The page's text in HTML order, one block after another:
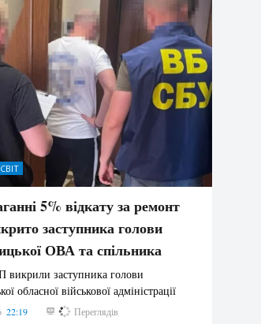
5% відкату за ремонт
заступника голови
ОВА та спільника
заступника голови
обласної військової адміністрації
22:19 837 Переглядів